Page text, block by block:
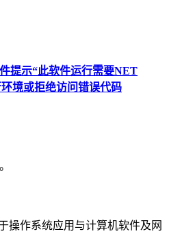
提示“此软件运行需要NET
境或拒绝访问错误代码
。
操作系统应用与计算机软件及网